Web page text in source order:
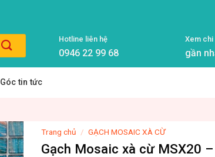
Hotline liên hệ
0946 22 99 68
Xem chi
gần
Góc tin tức
Trang chủ / GẠCH MOSAIC XÀ CỪ
Gạch Mosaic xà cừ MSX20